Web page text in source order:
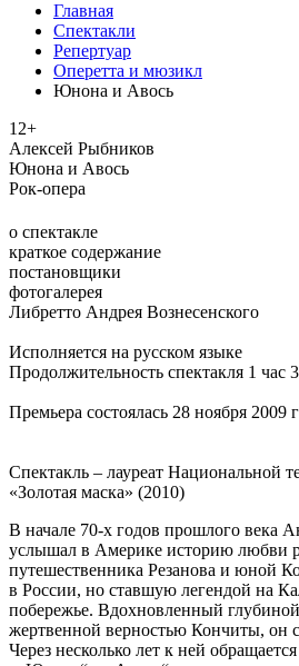
Главная
Спектакли
Репертуар
Оперетта и мюзикл
Юнона и Авось
12+
Алексей Рыбников
Юнона и Авось
Рок-опера
о спектакле
краткое содержание
постановщики
фотогалерея
Либретто Андрея Вознесенского
Исполняется на русском языке
Продолжительность спектакля 1 час
Премьера состоялась 28 ноября 2009
Спектакль – лауреат Национальной
«Золотая маска» (2010)
В начале 70-х годов прошлого века
услышал в Америке историю любви
путешественника Резанова и юной
в России, но ставшую легендой на
побережье. Вдохновленный глубиной
жертвенной верностью Кончиты, он
Через несколько лет к ней